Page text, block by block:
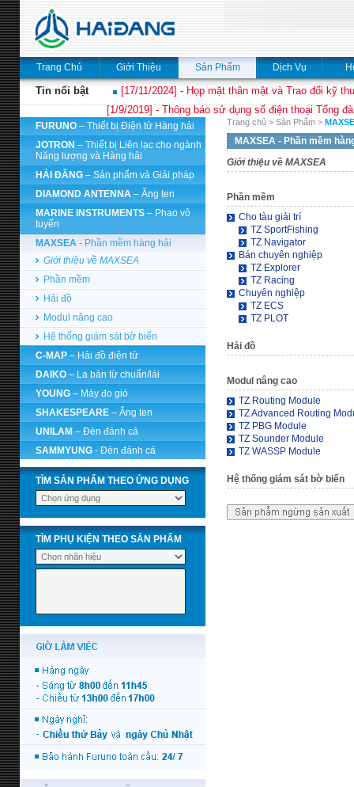
Trang Chủ Giới Thiệu Sản Phẩm Dịch Vụ
Tin nổi bật
[17/11/2024] - Họp mặt thân mật và Trao đổi kỹ
[1/9/2019] - Thông báo sử dụng số điện thoại Tổng
FURUNO – Thiết bị Điện tử Hàng hải
JOTRON – Thiết bị Liên lạc cho ngành
Năng lượng và Hàng hải
HẢI ĐĂNG – Sản phẩm và Giải pháp
DIAMOND ANTENNA – Ăng ten
MARINE INSTRUMENTS – Phao vô
tuyến
MAXSEA - Phần mềm hàng hải
Giới thiệu về MAXSEA
Phần mềm
Hải đồ
Modul nâng cao
Hệ thống giám sát bờ biển
C-MAP – Hải đồ điện tử
DAIKO – La bàn từ chuẩn/lái
YOUNG – Máy đo gió
SHAKESPEARE – Ăng ten
UNILAM – Đèn đánh cá
SAMMYUNG - Đèn đánh cá
TÌM SẢN PHẨM THEO ỨNG DỤNG
TÌM PHỤ KIỆN THEO SẢN PHẨM
Trang chủ > Sản Phẩm >
MAXSEA - Phần mềm
Giới thiệu về MAXSEA
Phần mềm
Cho tàu giải trí
TZ SportFishing
TZ Navigator
Bán chuyên nghiệp
TZ Explorer
TZ Racing
Chuyên nghiệp
TZ ECS
TZ PLOT
Hải đồ
Modul nâng cao
TZ Routing Module
TZ Advanced Routing
TZ PBG Module
TZ Sounder Module
TZ WASSP Module
Hệ thống giám sát bờ biển